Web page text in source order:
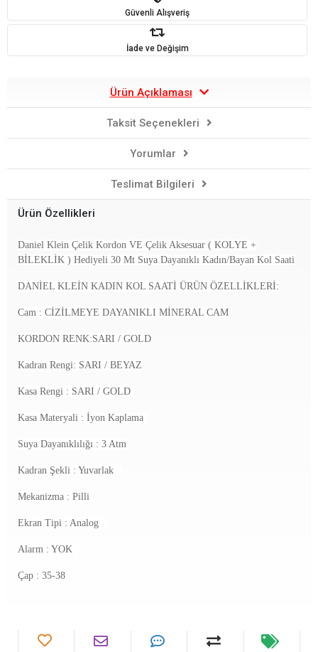
Güvenli Alışveriş
İade ve Değişim
Ürün Açıklaması
Taksit Seçenekleri
Yorumlar
Teslimat Bilgileri
Ürün Özellikleri
Daniel Klein Çelik Kordon VE Çelik Aksesuar ( KOLYE +
BİLEKLİK ) Hediyeli 30 Mt Suya Dayanıklı Kadın/Bayan Kol Saati
DANİEL KLEİN KADIN KOL SAATİ ÜRÜN ÖZELLİKLERİ:
Cam : CİZİLMEYE DAYANIKLI MİNERAL CAM
KORDON RENK:SARI / GOLD
Kadran Rengi: SARI / BEYAZ
Kasa Rengi : SARI / GOLD
Kasa Materyali : İyon Kaplama
Suya Dayanıklılığı : 3 Atm
Kadran Şekli : Yuvarlak
Mekanizma : Pilli
Ekran Tipi : Analog
Alarm : YOK
Çap : 35-38